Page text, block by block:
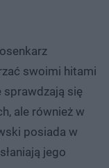
swoimi hitami
sprawdzają się
ale również w
posiada w
jego